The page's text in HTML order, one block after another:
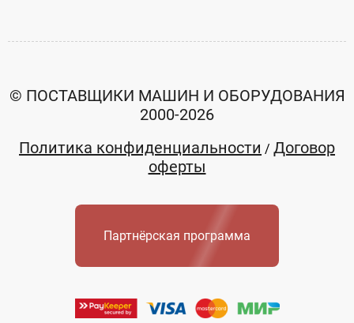
© ПОСТАВЩИКИ МАШИН И ОБОРУДОВАНИЯ
2000-2026
Политика конфиденциальности / Договор
оферты
Партнёрская программа